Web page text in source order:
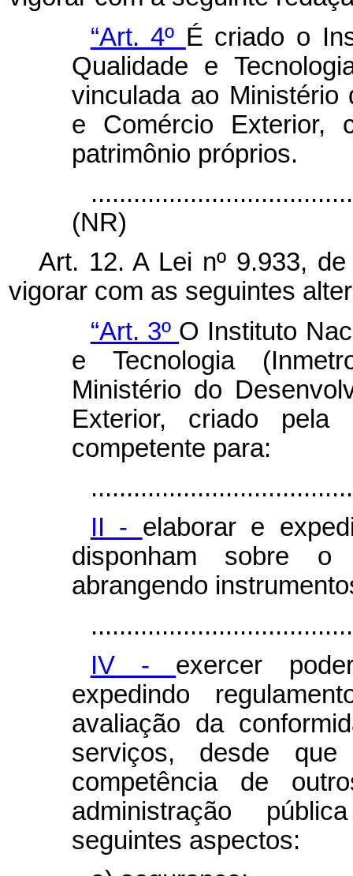
“Art. 4º É criado o
Qualidade e
vinculada ao Ministério
e Comércio Exterior,
patrimônio próprios.
(NR)
Art. 12. A Lei nº 9.933,
vigorar com as seguintes
“Art. 3º O Instituto
e Tecnologia
Ministério do
Exterior, criado
competente para:
II - elaborar e
disponham sobre o
abrangendo
IV - exercer
expedindo
avaliação da
serviços, desde
competência de
administração
seguintes aspectos: